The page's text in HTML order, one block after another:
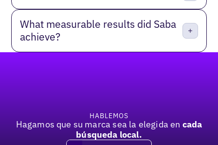
What measurable results did Saba
achieve?
HABLEMOS
Hagamos que su marca sea la elegida en cada
búsqueda local.